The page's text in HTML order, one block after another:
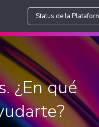
Status de la
¿En qué